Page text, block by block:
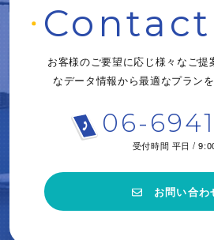
Co ntact
お客様のご要望に応じ様々なご提
なデータ情報から最適なプラン
06-
受付時間 平日 /
お問い合わ